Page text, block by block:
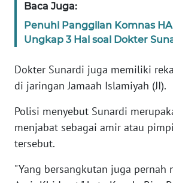
Baca Juga:
Penuhi Panggilan Komnas
Ungkap 3 Hal soal Dokter
Dokter Sunardi juga memiliki
di jaringan Jamaah Islamiyah (JI).
Polisi menyebut Sunardi
menjabat sebagai amir atau
tersebut.
"Yang bersangkutan juga pernah
INFO
IKLAN
KAMI
MEDIA
SIBER